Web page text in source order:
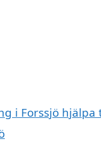
i Forssjö hjälpa